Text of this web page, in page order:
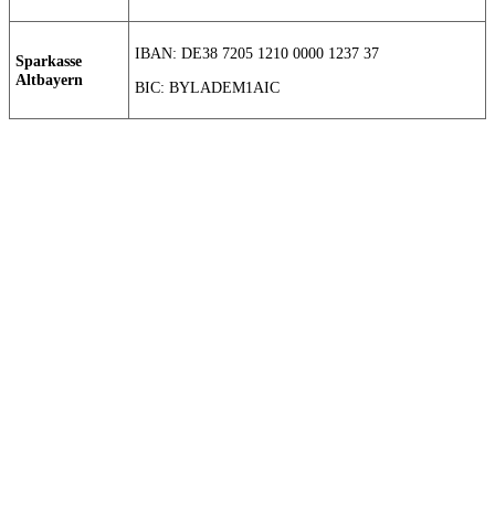
Sparkasse
Altbayern
IBAN: DE38 7205 1210 0000 1237 37
BIC: BYLADEM1AIC